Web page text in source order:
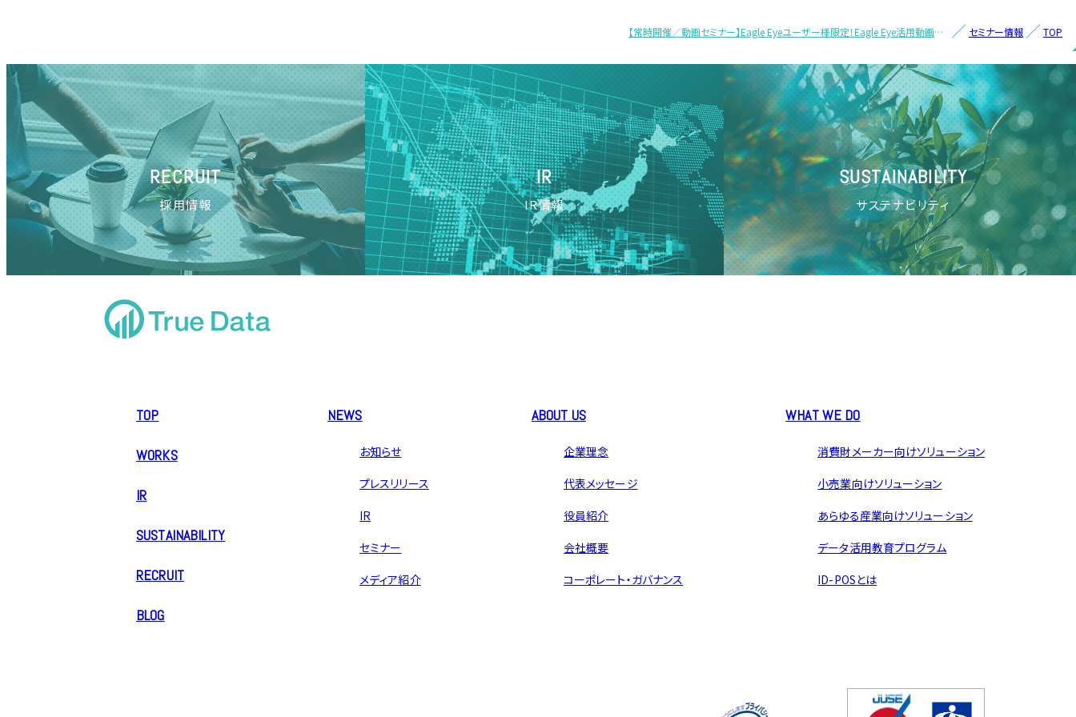
TOP
セミナー情報
【常時開催／動画セミナー】Eagle Eyeユーザー様限定！Eagle Eye活用動画セ
RECRUIT
採用情報
IR
IR情報
SUSTAINABILITY
サステナビリティ
TOP
WORKS
IR
SUSTAINABILITY
RECRUIT
BLOG
NEWS
お知らせ
プレスリリース
IR
セミナー
メディア紹介
ABOUT US
企業理念
代表メッセージ
役員紹介
会社概要
コーポレート・ガバナンス
WHAT WE DO
消費財メーカー向けソリューション
小売業向けソリューション
あらゆる産業向けソリューション
データ活用教育プログラム
ID-POSとは